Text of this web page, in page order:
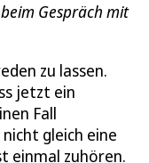
Gespräch mit
zu lassen.
jetzt ein
Fall
gleich eine
einmal zuhören.